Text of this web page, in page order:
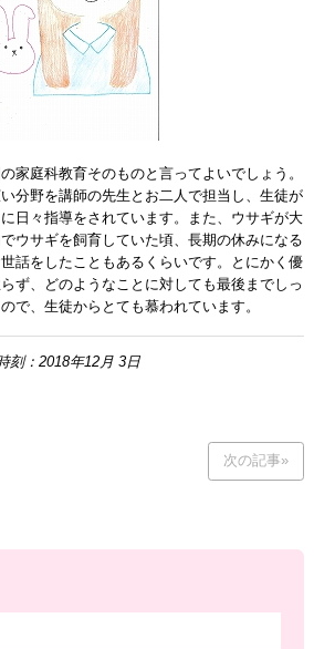
家庭科教育そのものと言ってよいでしょう。
分野を講師の先生とお二人で担当し、生徒が
日々指導をされています。また、ウサギが大
ウサギを飼育していた頃、長期の休みになる
話をしたこともあるくらいです。とにかく優
ず、どのようなことに対しても最後までしっ
で、生徒からとても慕われています。
刻：2018年12月 3日
次の記事»